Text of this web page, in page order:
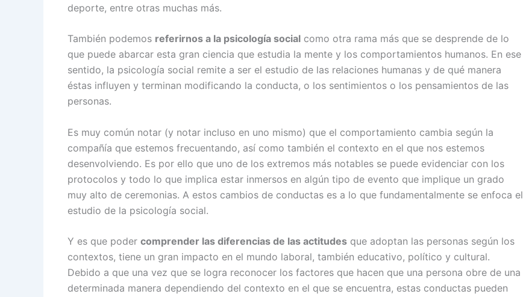
deporte, entre otras muchas más.
También podemos referirnos a la psicología social como otra rama más que se desprende de lo
que puede abarcar esta gran ciencia que estudia la mente y los comportamientos humanos. En ese
sentido, la psicología social remite a ser el estudio de las relaciones humanas y de qué manera
éstas influyen y terminan modificando la conducta, o los sentimientos o los pensamientos de las
personas.
Es muy común notar (y notar incluso en uno mismo) que el comportamiento cambia según la
compañía que estemos frecuentando, así como también el contexto en el que nos estemos
desenvolviendo. Es por ello que uno de los extremos más notables se puede evidenciar con los
protocolos y todo lo que implica estar inmersos en algún tipo de evento que implique un grado
muy alto de ceremonias. A estos cambios de conductas es a lo que fundamentalmente se enfoca el
estudio de la psicología social.
Y es que poder comprender las diferencias de las actitudes que adoptan las personas según los
contextos, tiene un gran impacto en el mundo laboral, también educativo, político y cultural.
Debido a que una vez que se logra reconocer los factores que hacen que una persona obre de una
determinada manera dependiendo del contexto en el que se encuentra, estas conductas pueden